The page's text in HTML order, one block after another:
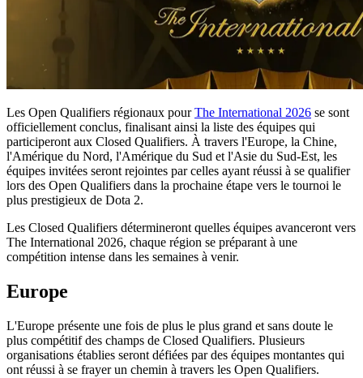
Les Open Qualifiers régionaux pourThe International 2026 se sont
officiellement conclus, finalisant ainsi la liste des équipes qui
participeront aux Closed Qualifiers. À travers l'Europe, la Chine,
l'Amérique du Nord, l'Amérique du Sud et l'Asie du Sud-Est, les
équipes invitées seront rejointes par celles ayant réussi à se qualifier
lors des Open Qualifiers dans la prochaine étape vers le tournoi le
plus prestigieux de Dota 2.
Les Closed Qualifiers détermineront quelles équipes avanceront vers
The International 2026, chaque région se préparant à une
compétition intense dans les semaines à venir.
Europe
L'Europe présente une fois de plus le plus grand et sans doute le
plus compétitif des champs de Closed Qualifiers. Plusieurs
organisations établies seront défiées par des équipes montantes qui
ont réussi à se frayer un chemin à travers les Open Qualifiers.